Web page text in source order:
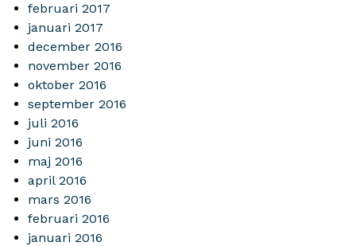
februari 2017
januari 2017
december 2016
november 2016
oktober 2016
september 2016
juli 2016
juni 2016
maj 2016
april 2016
mars 2016
februari 2016
januari 2016